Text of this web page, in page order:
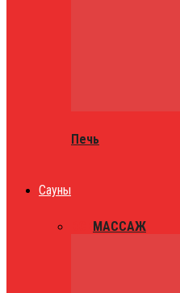
Печь
Сауны
МАССАЖ